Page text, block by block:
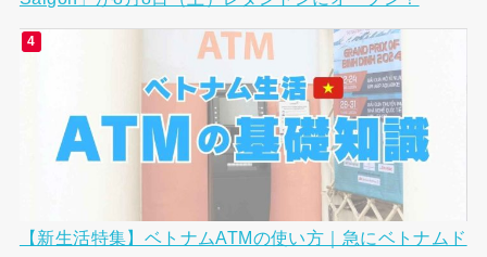
【新生活特集】ベトナムATMの使い方｜急にベトナムド